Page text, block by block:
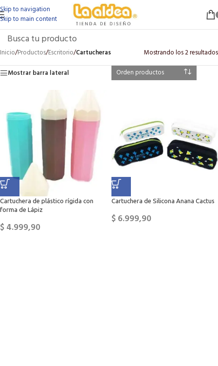
Skip to navigation
Skip to main content
Inicio/Productos/Escritorio/Cartucheras
Mostrando los 2 resultados
Mostrar barra lateral
Cartuchera de plástico rígida con
forma de Lápiz
$4.999,90
Cartuchera de Silicona Anana Cactus
$6.999,90